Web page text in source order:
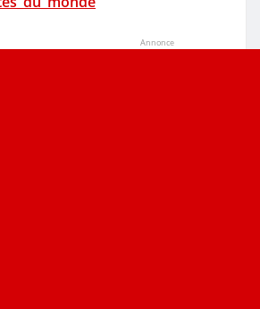
Annonce